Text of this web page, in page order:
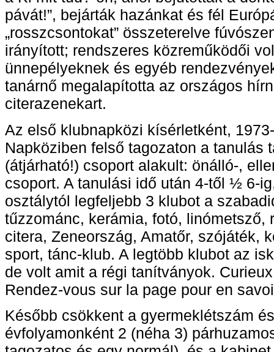
pávát!”, bejárták hazánkat és fél
„rosszcsontokat” összeterelve
irányított; rendszeres közreműködői
ünnepélyeknek és egyéb
tanárnő megalapította az országos
citerazenekart.
Az első klubnapközi kísérletként,
Napköziben felső tagozaton a tanulás
(átjárható!) csoport alakult: önálló-,
csoport. A tanulási idő után 4-től ½ 6-
osztálytól legfeljebb 3 klubot a
tűzzománc, kerámia, fotó, linómetsző,
citera, Zeneország, Amatőr, szójáték,
sport, tánc-klub. A legtöbb klubot az
de volt amit a régi tanítványok.
Rendez-vous sur la page pour en
Később csökkent a gyermeklétszám
évfolyamonként 2 (néha 3)